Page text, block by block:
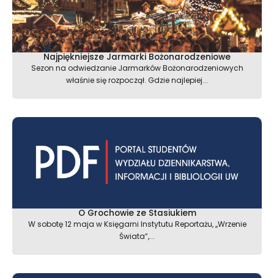
Najpiękniejsze Jarmarki Bożonarodzeniowe
Sezon na odwiedzanie Jarmarków Bożonarodzeniowych
właśnie się rozpoczął. Gdzie najlepiej...
O Grochowie ze Stasiukiem
W sobotę 12 maja w Księgarni Instytutu Reportażu, ,,Wrzenie
Świata”,...